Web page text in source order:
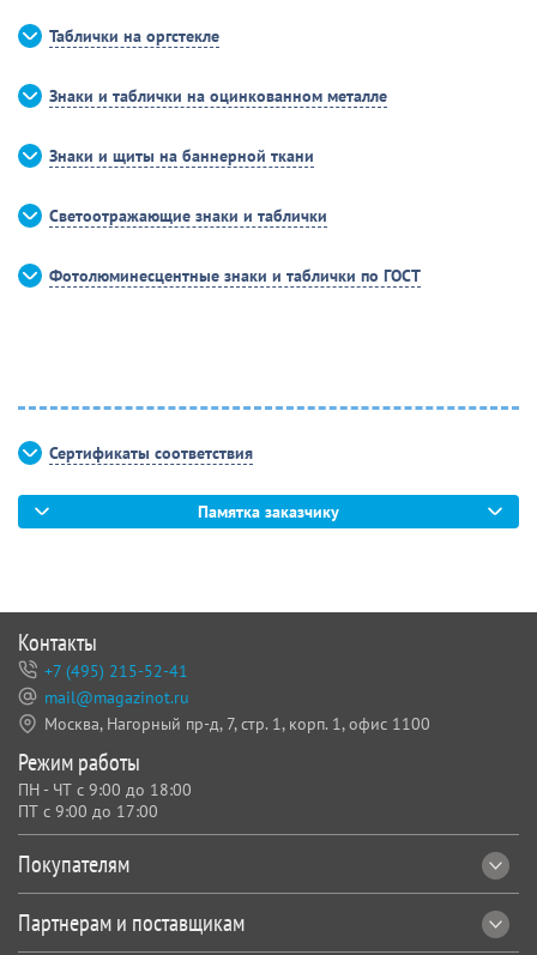
Таблички на оргстекле
Знаки и таблички на оцинкованном металле
Знаки и щиты на баннерной ткани
Светоотражающие знаки и таблички
Фотолюминесцентные знаки и таблички по ГОСТ
Сертификаты соответствия
Памятка заказчику
Покупателям
Партнерам и поставщикам
Контакты
+7 (495) 215-52-41
mail@magazinot.ru
Москва, Нагорный пр-д, 7, стр. 1, корп. 1, офис 1100
Режим работы
ПН - ЧТ с 9:00 до 18:00
ПТ с 9:00 до 17:00